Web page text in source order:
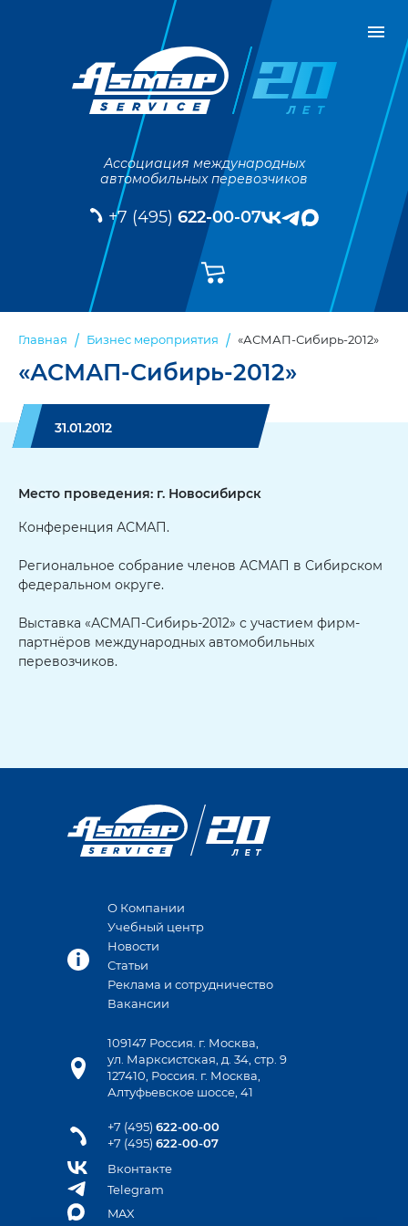
Ассоциация международных
автомобильных перевозчиков
+7 (495) 622-00-07
Главная Бизнес мероприятия «АСМАП-Сибирь-2012»
«АСМАП-Сибирь-2012»
31.01.2012
Место проведения: г. Новосибирск
Конференция АСМАП.
Региональное собрание членов АСМАП в Сибирском
федеральном округе.
Выставка «АСМАП-Сибирь-2012» с участием фирм-
партнёров международных автомобильных
перевозчиков.
О Компании
Учебный центр
Новости
Статьи
Реклама и сотрудничество
Вакансии
109147 Россия. г. Москва,
ул. Марксистская, д. 34, стр. 9
127410, Россия. г. Москва,
Алтуфьевское шоссе, 41
+7 (495) 622-00-00
+7 (495) 622-00-07
Вконтакте
Telegram
MAX